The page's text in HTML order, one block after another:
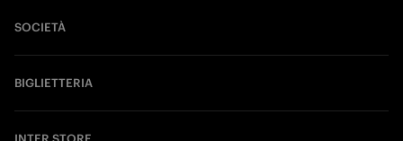
SOCIETÀ
BIGLIETTERIA